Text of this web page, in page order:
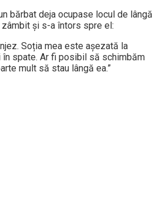
bărbat deja ocupase locul de lângă
zâmbit și s-a întors spre el:
Soția mea este așezată la
în spate. Ar fi posibil să schimbăm
mult să stau lângă ea.”